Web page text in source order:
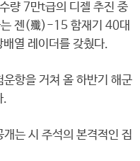
량 7만t급의 디젤 추진 중
는 젠(殲)-15 함재기 40대
열 레이더를 갖췄다.
항을 거쳐 올 하반기 해군
.
는 시 주석의 본격적인 집